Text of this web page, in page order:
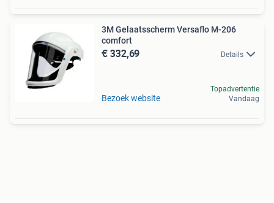
3M Gelaatsscherm Versaflo M-206
comfort
€ 332,69 Details
Bezoek website
Topadvertentie
Vandaag